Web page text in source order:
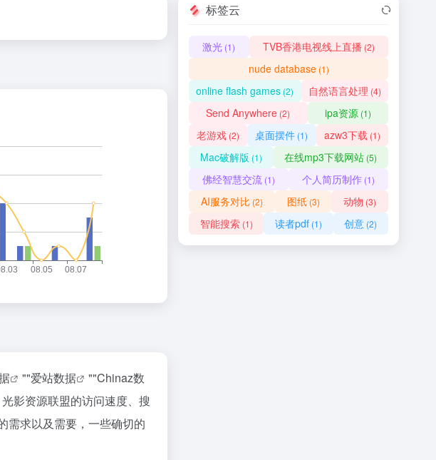
""爱站数据 ""Chinaz数
影资源联盟的访问速度、搜
需求以及需要，一些确切的
标签云
激光 (1) TVB香港电视线上直播 (2)
nude database(1)
online flash games (2) 自然语言处理 (4)
Send Anywhere (2) ipa资源(1)
老游戏 (2) 桌面摆件 (1) azw3下载 (1)
Mac破解版 (1) 在线mp3下载网站 (5)
佛经智慧交流 (1) 个人简历制作 (1)
AI服务对比(2) 图纸(3) 动物 (3)
智能搜索(1) 读者pdf(1) 创意 (2)